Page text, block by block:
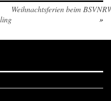
Weihnachtsferien beim
»